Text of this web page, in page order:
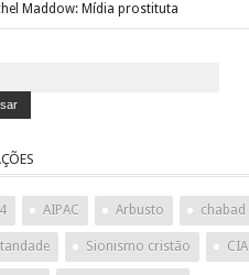
Maddow: Mídia prostituta
AIPAC Arbusto chabad
Sionismo cristão CIA